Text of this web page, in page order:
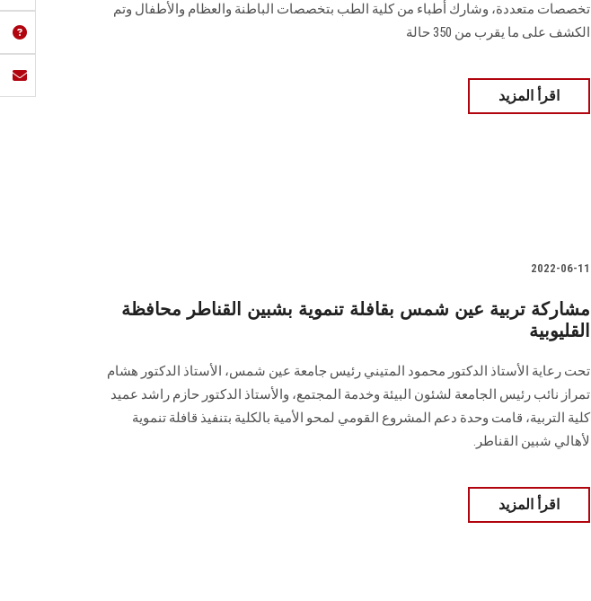
تخصصات متعددة، وشارك أطباء من كلية الطب بتخصصات الباطنة والعظام والأطفال وتم
الكشف على ما يقرب من 350 حالة
اقرأ المزيد
2022-06-11
مشاركة تربية عين شمس بقافلة تنموية بشبين القناطر محافظة
القليوبية
تحت رعاية الأستاذ الدكتور محمود المتيني رئيس جامعة عين شمس، الأستاذ الدكتور هشام
تمراز نائب رئيس الجامعة لشئون البيئة وخدمة المجتمع، والأستاذ الدكتور حازم راشد عميد
كلية التربية، قامت وحدة دعم المشروع القومي لمحو الأمية بالكلية بتنفيذ قافلة تنموية
لأهالي شبين القناطر.
اقرأ المزيد